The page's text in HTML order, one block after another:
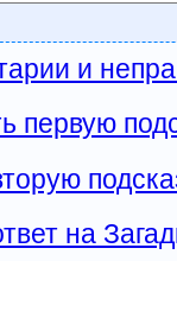
и
первую
на